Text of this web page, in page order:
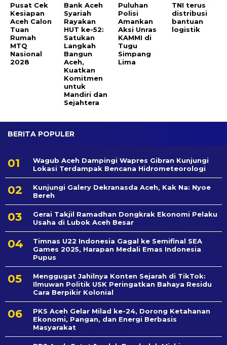
Pusat Cek
Kesiapan
Aceh Calon
Tuan
Rumah
MTQ
Nasional
2028
Bank Aceh
Syariah
Rayakan
HUT ke-52:
Satukan
Langkah
Bangun
Aceh,
Kuatkan
Komitmen
untuk
Mandiri dan
Sejahtera
Puluhan
Polisi
Amankan
Aksi Unras
KAMMI di
Tugu
Simpang
Lima
TNI terus
distribusi
bantuan
logistik
BERITA POPULER
Wagub Aceh Dampingi Wapres Gibran Kunjungi
Lokasi Terdampak Bencana Hidrometeorologi
Kunjungi Galery Dekranasda Aceh, Kak Na: Nyoe
Bereh
Gerai Takjil Ramadhan Dongkrak Ekonomi Pelaku
Usaha di Lubok Aceh Besar
Timnas U22 Indonesia Gagal ke Semifinal SEA
Games 2025, Harapan Medali Emas Indonesia
Pupus
Menggugat Jahilnya Konten Sejarah di TikTok:
Ilmuwan Politik USK Peringatkan Bahaya Residu
Cara Berpikir Kolonial
PKS Aceh Gelar Milad ke-24, Dorong Ketahanan
Ekonomi, Pangan, dan Energi Berbasis
Masyarakat